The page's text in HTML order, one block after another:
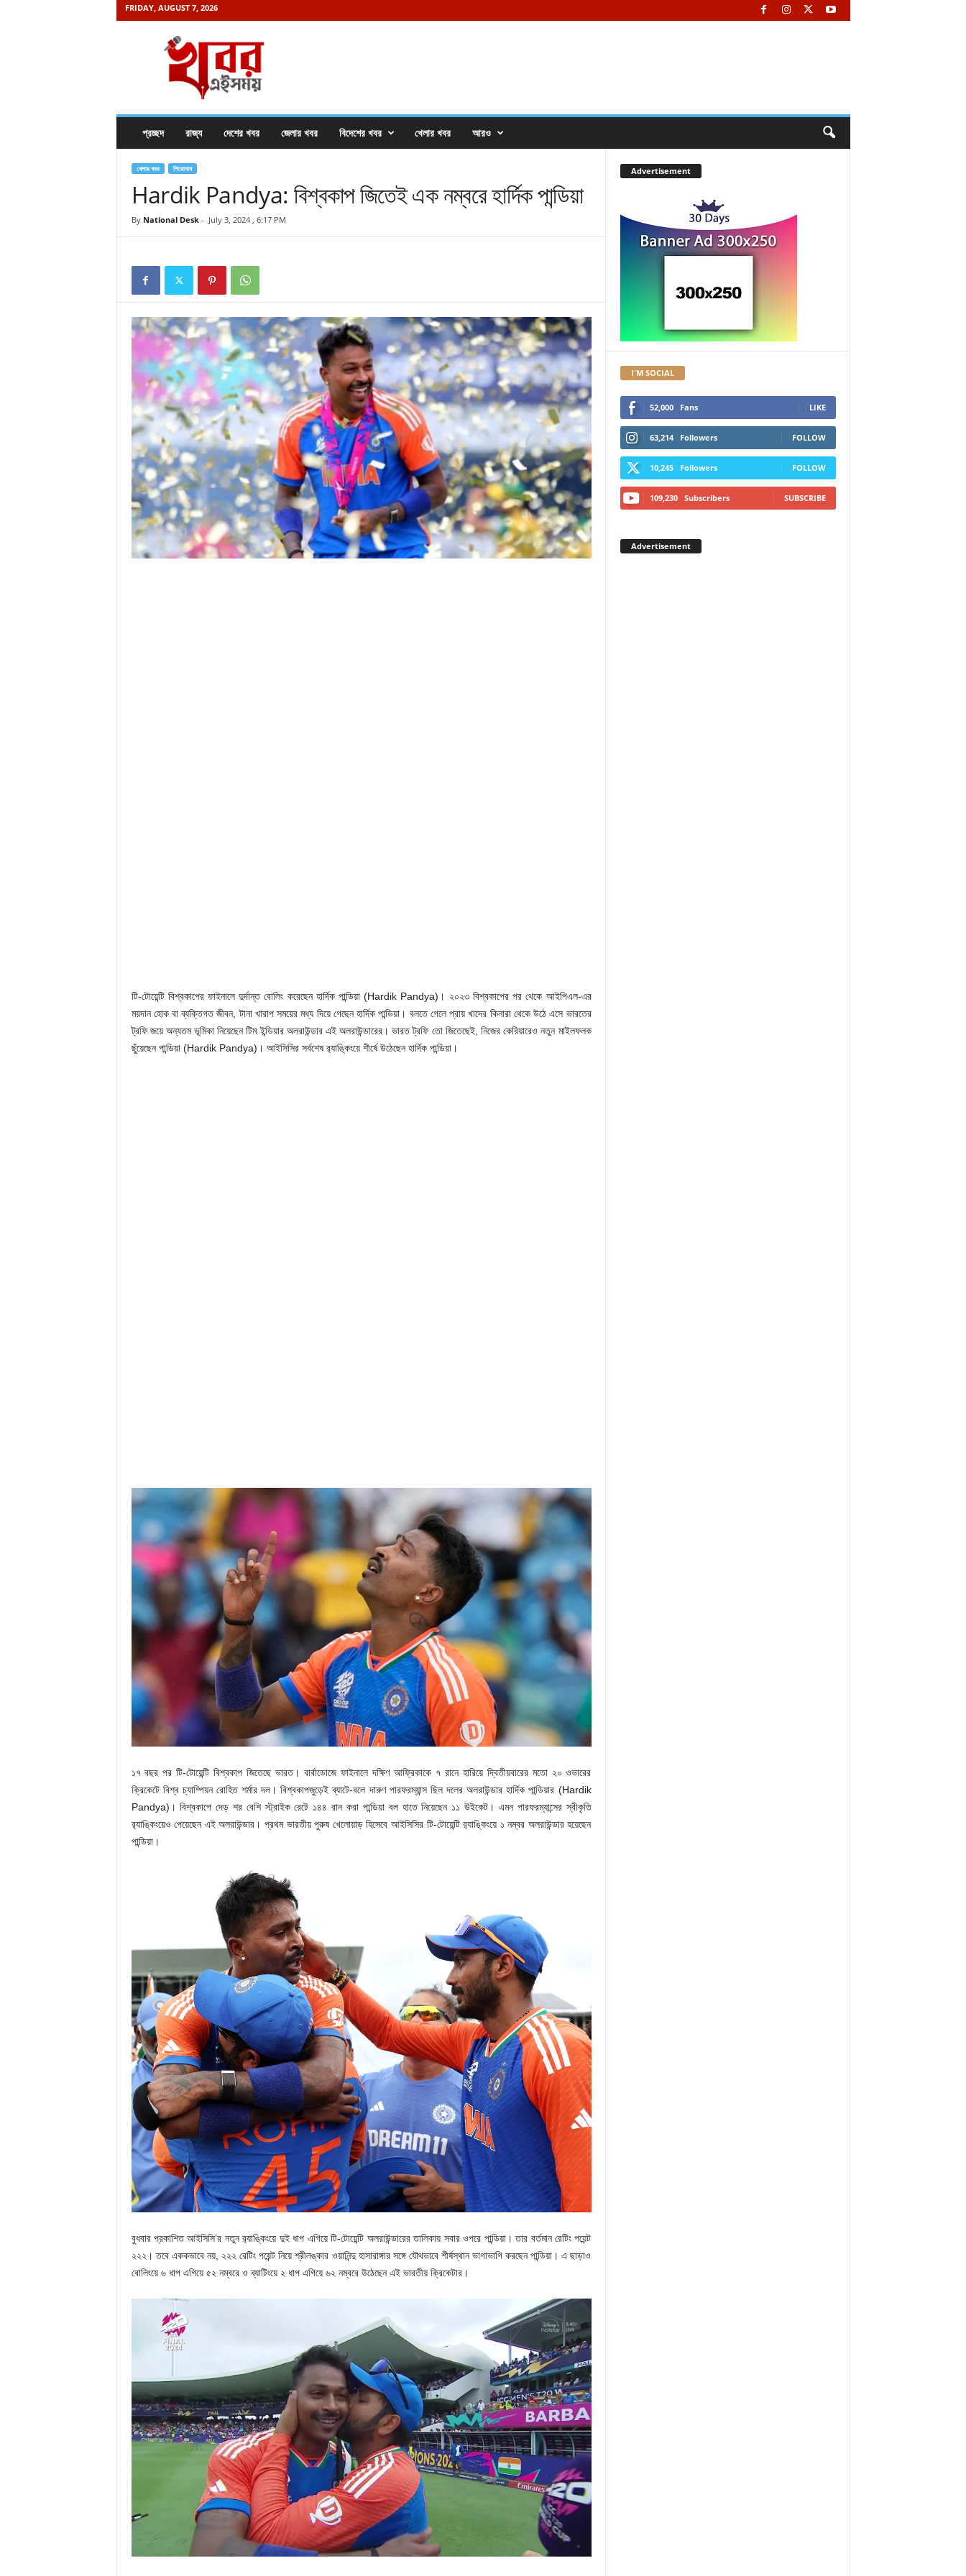
FRIDAY, AUGUST 7, 2026
প্রচ্ছদ রাজ্য দেশের খবর জেলার খবর বিদেশের খবর খেলার খবর আরও
খেলার খবর শিরোনাম
Hardik Pandya: বিশ্বকাপ জিতেই এক নম্বরে হার্দিক পান্ডিয়া
By National Desk- July 3, 2024 , 6:17 PM
টি-টোয়েন্টি বিশ্বকাপের ফাইনালে দুর্দান্ত বোলিং করেছেন হার্দিক পান্ডিয়া (Hardik Pandya)। ২০২৩ বিশ্বকাপের পর থেকে আইপিএল-এর
ময়দান হোক বা ব্যক্তিগত জীবন, টানা খারাপ সময়ের মধ্য দিয়ে গেছেন হার্দিক পান্ডিয়া। বলতে গেলে প্রায় খাদের কিনারা থেকে উঠে এসে ভারতের
ট্রফি জয়ে অন্যতম ভূমিকা নিয়েছেন টিম ইন্ডিয়ার অলরাউন্ডার এই অলরাউন্ডারের। ভারত ট্রফি তো জিতেছেই, নিজের কেরিয়ারেও নতুন মাইলফলক
ছুঁয়েছেন পান্ডিয়া (Hardik Pandya)। আইসিসির সর্বশেষ র‌্যাঙ্কিংয়ে শীর্ষে উঠেছেন হার্দিক পান্ডিয়া।
১৭ বছর পর টি-টোয়েন্টি বিশ্বকাপ জিতেছে ভারত। বার্বাডোজে ফাইনালে দক্ষিণ আফ্রিকাকে ৭ রানে হারিয়ে দ্বিতীয়বারের মতো ২০ ওভারের
ক্রিকেটে বিশ্ব চ্যাম্পিয়ন রোহিত শর্মার দল। বিশ্বকাপজুড়েই ব্যাটে-বলে দারুণ পারফরম্যান্স ছিল দলের অলরাউন্ডার হার্দিক পান্ডিয়ার (Hardik
Pandya)। বিশ্বকাপে দেড় শর বেশি স্ট্রাইক রেটে ১৪৪ রান করা পান্ডিয়া বল হাতে নিয়েছেন ১১ উইকেট। এমন পারফরম্যান্সের স্বীকৃতি
র‍্যাঙ্কিংয়েও পেয়েছেন এই অলরাউন্ডার। প্রথম ভারতীয় পুরুষ খেলোয়াড় হিসেবে আইসিসির টি-টোয়েন্টি র‍্যাঙ্কিংয়ে ১ নম্বর অলরাউন্ডার হয়েছেন
পান্ডিয়া।
বুধবার প্রকাশিত আইসিসি’র নতুন র‍্যাঙ্কিংয়ে দুই ধাপ এগিয়ে টি-টোয়েন্টি অলরাউন্ডারের তালিকায় সবার ওপরে পান্ডিয়া। তার বর্তমান রেটিং পয়েন্ট
২২২। তবে এককভাবে নয়, ২২২ রেটিং পয়েন্ট নিয়ে শ্রীলঙ্কার ওয়ানিন্দু হাসারাঙ্গার সঙ্গে যৌথভাবে শীর্ষস্থান ভাগাভাগি করছেন পান্ডিয়া। এ ছাড়াও
বোলিংয়ে ৬ ধাপ এগিয়ে ৫২ নম্বরে ও ব্যাটিংয়ে ২ ধাপ এগিয়ে ৬২ নম্বরে উঠেছেন এই ভারতীয় ক্রিকেটার।
Advertisement
I'M SOCIAL
52,000 Fans LIKE
63,214 Followers FOLLOW
10,245 Followers FOLLOW
109,230 Subscribers SUBSCRIBE
Advertisement